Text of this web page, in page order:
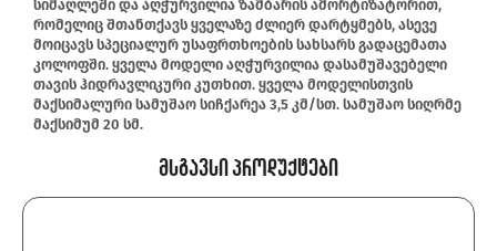
სიმაღლეში და აღჭურვილია ზამბარის ამორტიზატორით,
რომელიც შთანთქავს ყველაზე ძლიერ დარტყმებს, ასევე
მოიცავს სპეციალურ უსაფრთხოების სახსარს გადაცემათა
კოლოფში. ყველა მოდელი აღჭურვილია დასამუშავებელი
თავის ჰიდრავლიკური კუთხით. ყველა მოდელისთვის
მაქსიმალური სამუშაო სიჩქარეა 3,5 კმ/სთ. სამუშაო სიღრმე
მაქსიმუმ 20 სმ.
Მსგავსი Პროდუქტები